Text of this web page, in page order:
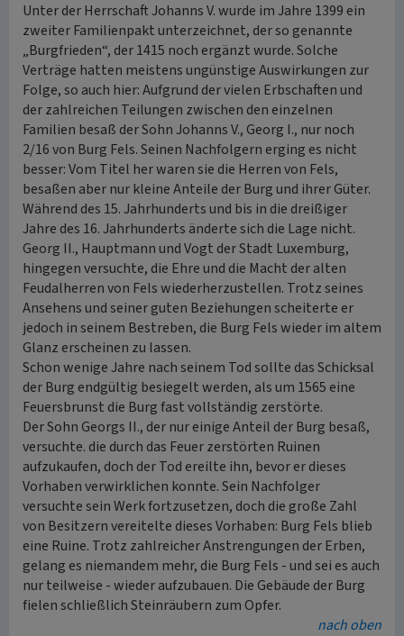
Unter der Herrschaft Johanns V. wurde im Jahre 1399 ein
zweiter Familienpakt unterzeichnet, der so genannte
„Burgfrieden“, der 1415 noch ergänzt wurde. Solche
Verträge hatten meistens ungünstige Auswirkungen zur
Folge, so auch hier: Aufgrund der vielen Erbschaften und
der zahlreichen Teilungen zwischen den einzelnen
Familien besaß der Sohn Johanns V., Georg I., nur noch
2/16 von Burg Fels. Seinen Nachfolgern erging es nicht
besser: Vom Titel her waren sie die Herren von Fels,
besaßen aber nur kleine Anteile der Burg und ihrer Güter.
Während des 15. Jahrhunderts und bis in die dreißiger
Jahre des 16. Jahrhunderts änderte sich die Lage nicht.
Georg II., Hauptmann und Vogt der Stadt Luxemburg,
hingegen versuchte, die Ehre und die Macht der alten
Feudalherren von Fels wiederherzustellen. Trotz seines
Ansehens und seiner guten Beziehungen scheiterte er
jedoch in seinem Bestreben, die Burg Fels wieder im altem
Glanz erscheinen zu lassen.
Schon wenige Jahre nach seinem Tod sollte das Schicksal
der Burg endgültig besiegelt werden, als um 1565 eine
Feuersbrunst die Burg fast vollständig zerstörte.
Der Sohn Georgs II., der nur einige Anteil der Burg besaß,
versuchte. die durch das Feuer zerstörten Ruinen
aufzukaufen, doch der Tod ereilte ihn, bevor er dieses
Vorhaben verwirklichen konnte. Sein Nachfolger
versuchte sein Werk fortzusetzen, doch die große Zahl
von Besitzern vereitelte dieses Vorhaben: Burg Fels blieb
eine Ruine. Trotz zahlreicher Anstrengungen der Erben,
gelang es niemandem mehr, die Burg Fels - und sei es auch
nur teilweise - wieder aufzubauen. Die Gebäude der Burg
fielen schließlich Steinräubern zum Opfer.
nach oben